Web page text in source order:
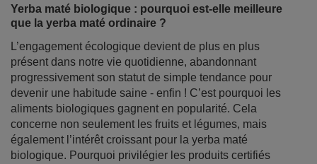
Yerba maté biologique : pourquoi est-elle meilleure
que la yerba maté ordinaire ?
L’engagement écologique devient de plus en plus
présent dans notre vie quotidienne, abandonnant
progressivement son statut de simple tendance pour
devenir une habitude saine - enfin ! C’est pourquoi les
aliments biologiques gagnent en popularité. Cela
concerne non seulement les fruits et légumes, mais
également l’intérêt croissant pour la yerba maté
biologique. Pourquoi privilégier les produits certifiés